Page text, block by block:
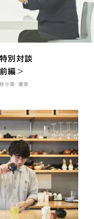
別対談
編＞
り茶 東京